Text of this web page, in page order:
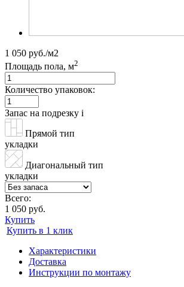
1 050 руб./м2
Площадь пола, м2
Количество упаковок:
Запас на подрезку i
Прямой тип
укладки
Диагональный тип
укладки
Всего:
1 050 руб.
Купить
Купить в 1 клик
Характеристики
Доставка
Инструкции по монтажу